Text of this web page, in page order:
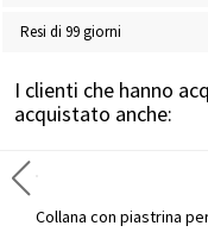
Resi di 99 giorni
I clienti che hanno
acquistato anche: